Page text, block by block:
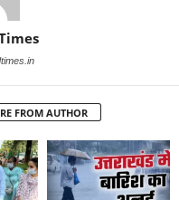
FROM AUTHOR